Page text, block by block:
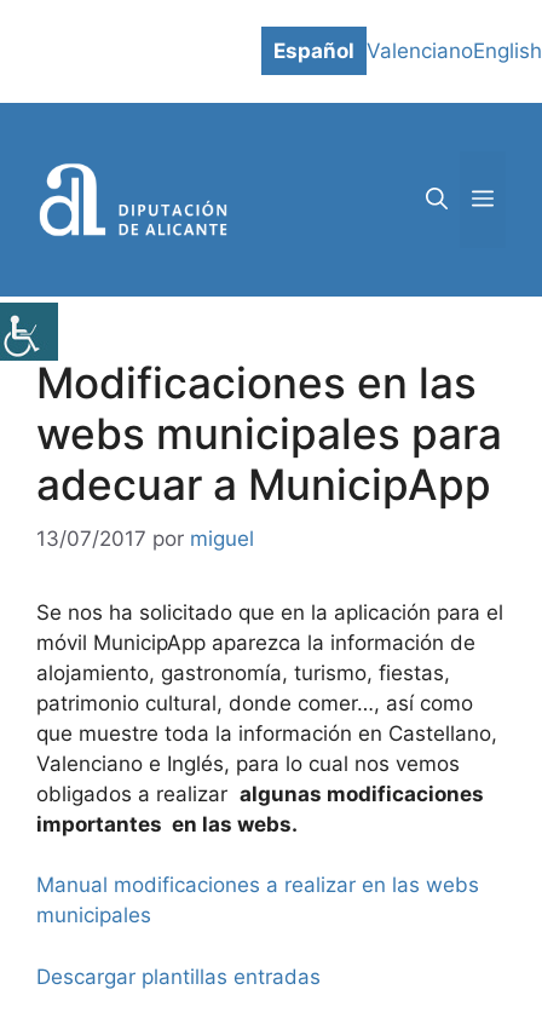
Español ValencianoEnglish
Modificaciones en las
webs municipales para
adecuar a MunicipApp
13/07/2017 por miguel
Se nos ha solicitado que en la aplicación para el
móvil MunicipApp aparezca la información de
alojamiento, gastronomía, turismo, fiestas,
patrimonio cultural, donde comer…, así como
que muestre toda la información en Castellano,
Valenciano e Inglés, para lo cual nos vemos
obligados a realizar algunas modificaciones
importantes en las webs.
Manual modificaciones a realizar en las webs
municipales
Descargar plantillas entradas